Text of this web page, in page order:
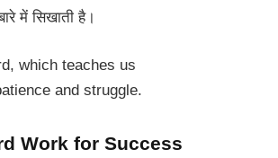
में सिखाती है।
which teaches us
and struggle.
Work for Success